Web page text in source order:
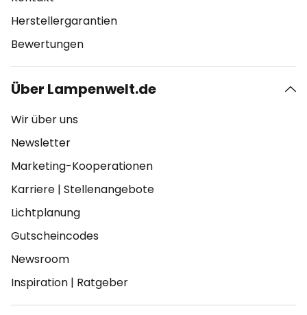
Herstellergarantien
Bewertungen
Über Lampenwelt.de
Wir über uns
Newsletter
Marketing-Kooperationen
Karriere | Stellenangebote
Lichtplanung
Gutscheincodes
Newsroom
Inspiration | Ratgeber